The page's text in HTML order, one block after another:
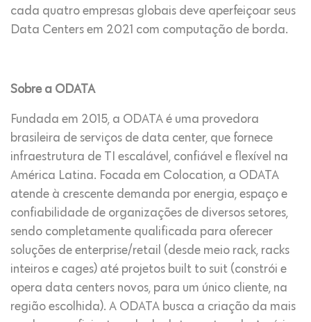
cada quatro empresas globais deve aperfeiçoar seus
Data Centers em 2021 com computação de borda.
Sobre a ODATA
Fundada em 2015, a ODATA é uma provedora
brasileira de serviços de data center, que fornece
infraestrutura de TI escalável, confiável e flexível na
América Latina. Focada em Colocation, a ODATA
atende à crescente demanda por energia, espaço e
confiabilidade de organizações de diversos setores,
sendo completamente qualificada para oferecer
soluções de enterprise/retail (desde meio rack, racks
inteiros e cages) até projetos built to suit (constrói e
opera data centers novos, para um único cliente, na
região escolhida). A ODATA busca a criação da mais